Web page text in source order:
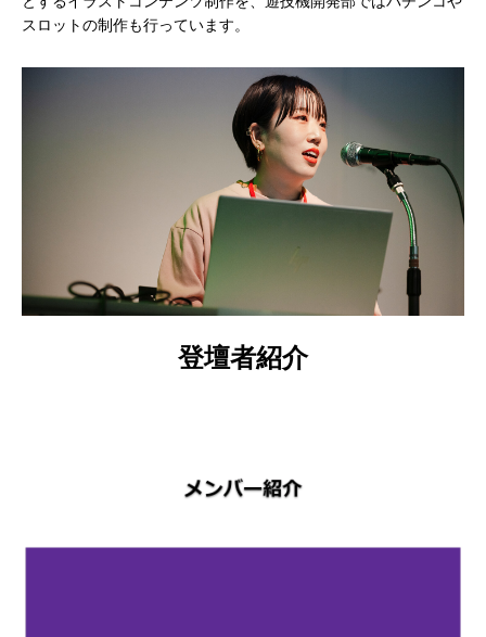
スロットの制作も行っています。
登壇者紹介